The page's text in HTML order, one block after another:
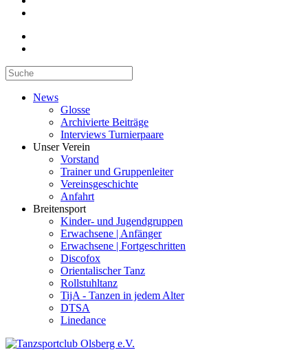
News
Glosse
Archivierte Beiträge
Interviews Turnierpaare
Unser Verein
Vorstand
Trainer und Gruppenleiter
Vereinsgeschichte
Anfahrt
Breitensport
Kinder- und Jugendgruppen
Erwachsene | Anfänger
Erwachsene | Fortgeschritten
Discofox
Orientalischer Tanz
Rollstuhltanz
TijA - Tanzen in jedem Alter
DTSA
Linedance